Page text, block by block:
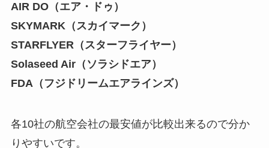
AIR DO（エア・ドゥ）
SKYMARK（スカイマーク）
STARFLYER（スターフライヤー）
Solaseed Air（ソラシドエア）
FDA（フジドリームエアラインズ）
各10社の航空会社の最安値が比較出来るので分か
りやすいです。